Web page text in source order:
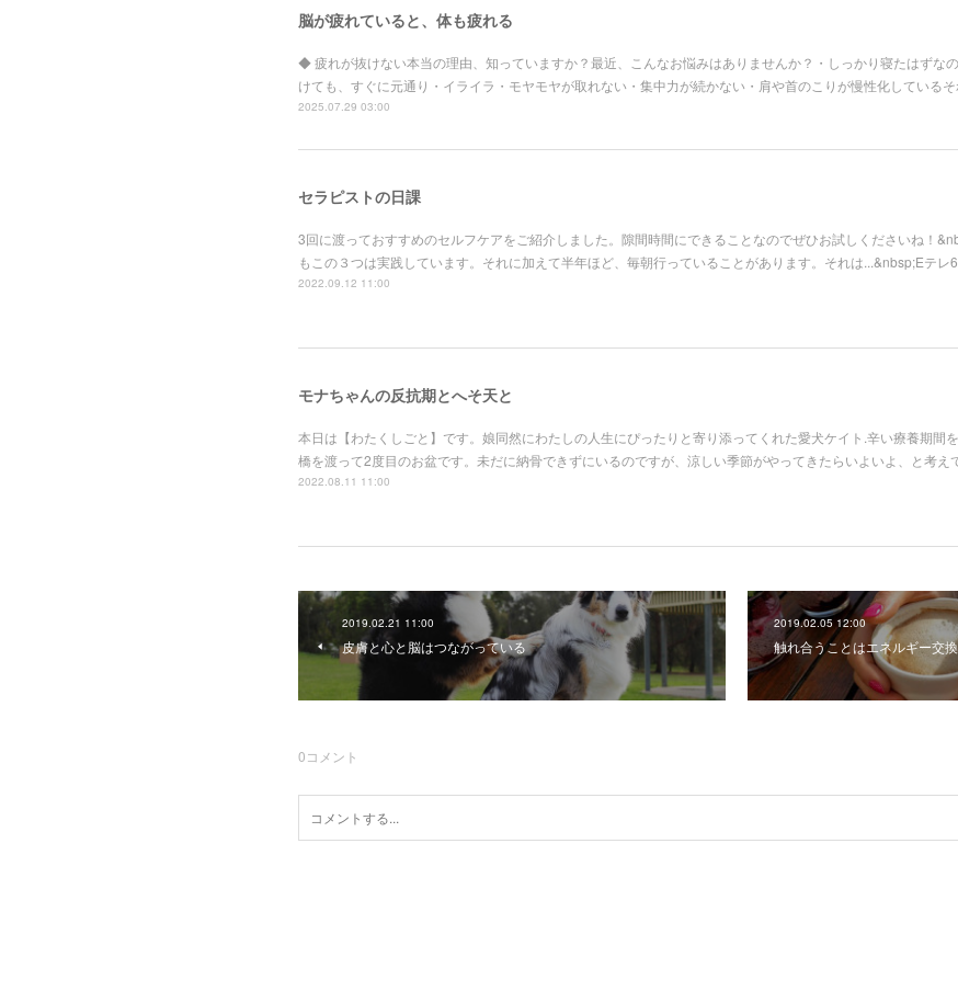
脳が疲れていると、体も疲れる
◆ 疲れが抜けない本当の理由、知っていますか？最近、こんなお悩みはありませんか？・しっかり寝たはずな
けても、すぐに元通り・イライラ・モヤモヤが取れない・集中力が続かない・肩や首のこりが慢性化している
2025.07.29 03:00
セラピストの日課
3回に渡っておすすめのセルフケアをご紹介しました。隙間時間にできることなのでぜひお試しくださいね！
もこの３つは実践しています。それに加えて半年ほど、毎朝行っていることがあります。それは...&nbsp;Eテレ
2022.09.12 11:00
モナちゃんの反抗期とへそ天と
本日は【わたくしごと】です。娘同然にわたしの人生にぴったりと寄り添ってくれた愛犬ケイト.辛い療養期間
橋を渡って2度目のお盆です。未だに納骨できずにいるのですが、涼しい季節がやってきたらいよいよ、と考え
2022.08.11 11:00
2019.02.21 11:00
皮膚と心と脳はつながっている
2019.02.05 12:00
触れ合うことはエネルギー交換
0コメント